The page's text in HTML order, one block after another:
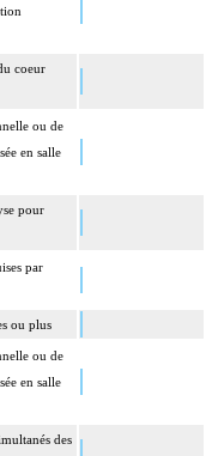
coeur
ou de
en salle
pour
par
ou plus
ou de
en salle
des